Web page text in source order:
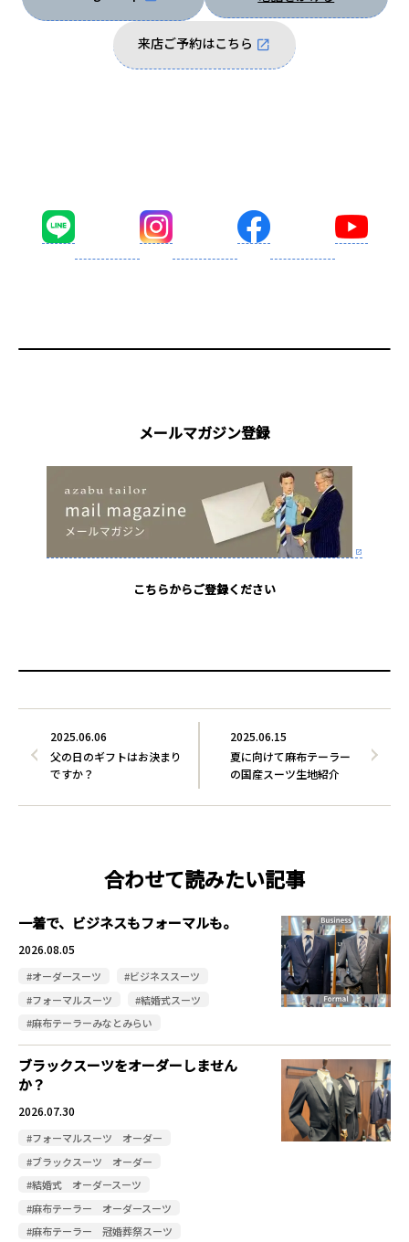
来店ご予約はこちら
メールマガジン登録
こちらからご登録ください
2025.06.15
夏に向けて麻布テーラー
の国産スーツ生地紹介
2025.06.06
父の日のギフトはお決まり
ですか？
合わせて読みたい記事
一着で、ビジネスもフォーマルも。
2026.08.05
#オーダースーツ
#ビジネススーツ
#フォーマルスーツ
#結婚式スーツ
#麻布テーラーみなとみらい
ブラックスーツをオーダーしません
か？
2026.07.30
#フォーマルスーツ オーダー
#ブラックスーツ オーダー
#結婚式 オーダースーツ
#麻布テーラー オーダースーツ
#麻布テーラー 冠婚葬祭スーツ